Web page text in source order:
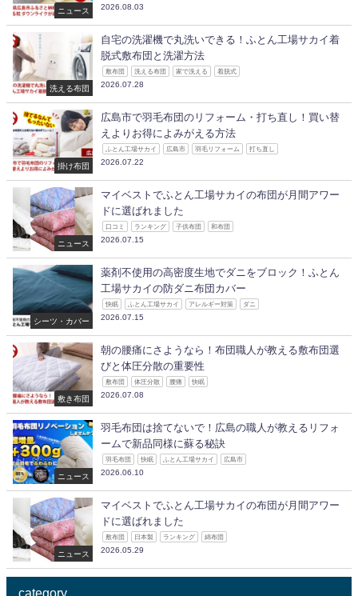
ニュース 2026.08.03
洗える布団
自宅の洗濯機で丸洗いできる！ふとん工場サカイ着
脱式敷布団と洗濯方法
敷布団 洗える布団 家で洗える 着脱式
2026.07.28
掛け布団
広島市で羽毛布団のリフォーム・打ち直し！買い替
えよりお得によみがえる方法
ふとん工場サカイ 広島市 羽毛リフォーム 打ち直し
2026.07.22
ニュース
マイベストでふとん工場サカイの布団が月間アワー
ドに選ばれました
口コミ ランキング 子供布団 和布団
2026.07.15
シーツ・カバー
薬剤不使用の高密度生地でダニをブロック！ふとん
工場サカイの防ダニ布団カバー
快眠 ふとん工場サカイ アレルギー対策 ダニ
2026.07.15
敷き布団
朝の腰痛にさようなら！布団職人が教える敷布団選
びと体圧分散の重要性
敷布団 体圧分散 腰痛 快眠
2026.07.08
ニュース
羽毛布団は捨てないで！広島の職人が教えるリフォ
ームで新品同様に蘇る秘訣
羽毛布団 快眠 ふとん工場サカイ 広島市
2026.06.10
ニュース
マイベストでふとん工場サカイの布団が月間アワー
ドに選ばれました
敷布団 日本製 ランキング 綿布団
2026.05.29
category